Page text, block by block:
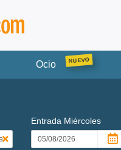
Ocio
Entrada Miércoles